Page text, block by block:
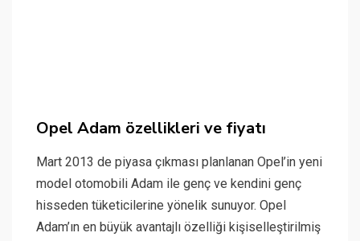
Opel Adam özellikleri ve fiyatı
Mart 2013 de piyasa çıkması planlanan Opel’in yeni
model otomobili Adam ile genç ve kendini genç
hisseden tüketicilerine yönelik sunuyor. Opel
Adam’ın en büyük avantajlı özelliği kişiselleştirilmiş